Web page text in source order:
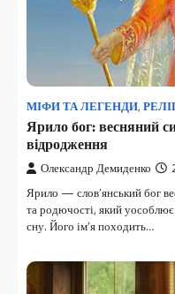
МІФИ ТА ЛЕГЕНДИ,
Ярило бог: весняний
відродження
Олександр Демиденко
Ярило — слов’янський бог
та родючості, який
сну. Його ім’я походить…